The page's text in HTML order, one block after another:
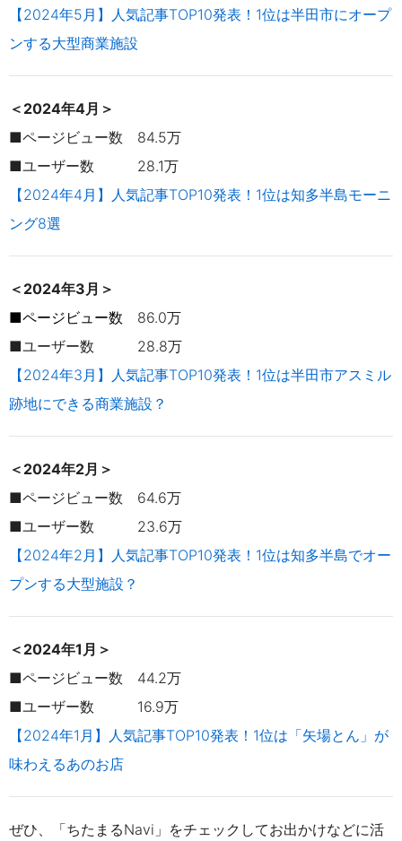
【2024年5月】人気記事TOP10発表！1位は半田市にオープ
ンする大型商業施設
＜2024年4月＞
■ページビュー数 84.5万
■ユーザー数 28.1万
【2024年4月】人気記事TOP10発表！1位は知多半島モーニ
ング8選
＜2024年3月＞
■ページビュー数 86.0万
■ユーザー数 28.8万
【2024年3月】人気記事TOP10発表！1位は半田市アスミル
跡地にできる商業施設？
＜2024年2月＞
■ページビュー数 64.6万
■ユーザー数 23.6万
【2024年2月】人気記事TOP10発表！1位は知多半島でオー
プンする大型施設？
＜2024年1月＞
■ページビュー数 44.2万
■ユーザー数 16.9万
【2024年1月】人気記事TOP10発表！1位は「矢場とん」が
味わえるあのお店
ぜひ、「ちたまるNavi」をチェックしてお出かけなどに活